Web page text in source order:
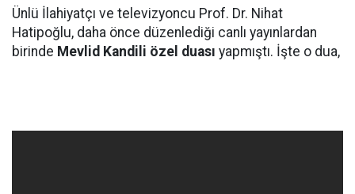
Ünlü İlahiyatçı ve televizyoncu Prof. Dr. Nihat
Hatipoğlu, daha önce düzenlediği canlı yayınlardan
birinde Mevlid Kandili özel duası yapmıştı. İşte o dua,